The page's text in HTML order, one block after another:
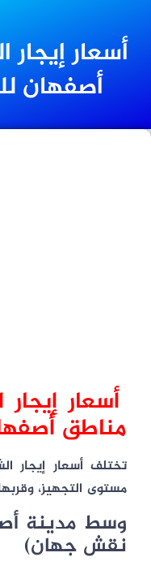
أسعار
أصفهان
أسعار
مناطق
تختلف أسعار إيجار
مستوى التجهيز،
وسط مدينة
نقش جهان)